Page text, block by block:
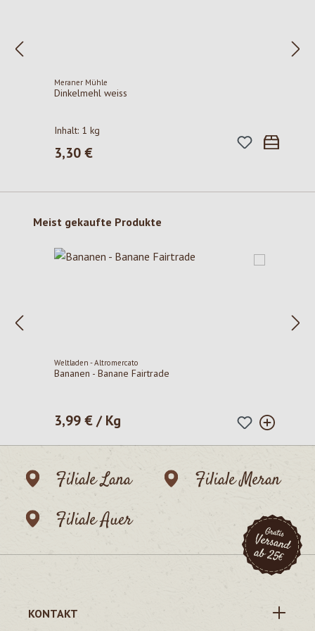
Meraner Mühle
Dinkelmehl weiss
Inhalt: 1 kg
Regulärer Preis:
3,30 €
Produktgalerie überspringen
Meist gekaufte Produkte
Weltladen - Altromercato
Bananen - Banane Fairtrade
Regulärer Preis:
3,99 € / Kg
Filiale Lana
Filiale Meran
Filiale Auer
KONTAKT